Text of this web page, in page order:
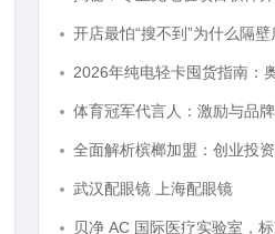
武汉配眼镜 上海配眼镜